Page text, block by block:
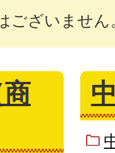
ございません